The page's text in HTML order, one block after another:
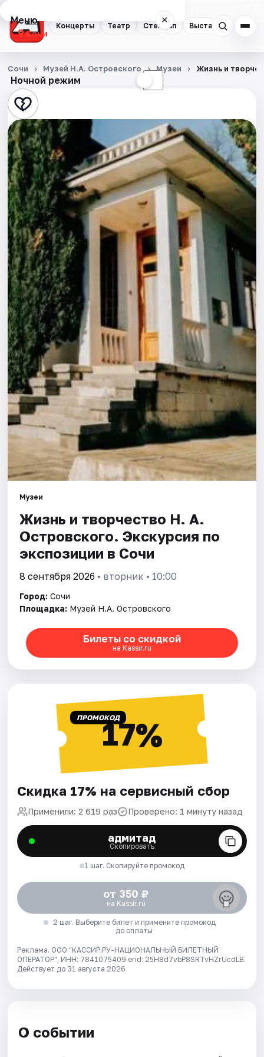
Концерты Театр Стендап Выставки
Меню ×
Сочи
Концерты
Театр
Стендап
Выставки
Квесты
Экскурсии
Спорт
События
Города
Площадки
Артисты
Рейтинги
Ночной режим ☾
Сочи Музей Н.А. Островского Музеи Жизнь и
Музеи
Жизнь и творчество Н. А.
Островского. Экскурсия по
экспозиции в Сочи
8 сентября 2026 • вторник • 10:00
Город: Сочи
Площадка: Музей Н.А. Островского
Билеты со скидкой
на Kassir.ru
ПРОМОКОД17%
Скидка 17% на сервисный сбор
Применили: 2 619 раз Проверено: 1 минуту назад
адмитад
Скопировать
1 шаг. Скопируйте промокод
от 350 ₽
на Kassir.ru
2 шаг. Выберите билет и примените промокод
до оплаты
Реклама. ООО "КАССИР.РУ-НАЦИОНАЛЬНЫЙ БИЛЕТНЫЙ
ОПЕРАТОР", ИНН: 7841075409 erid: 25H8d7vbP8SRTvHZrUcdLB.
Действует до 31 августа 2026
О событии